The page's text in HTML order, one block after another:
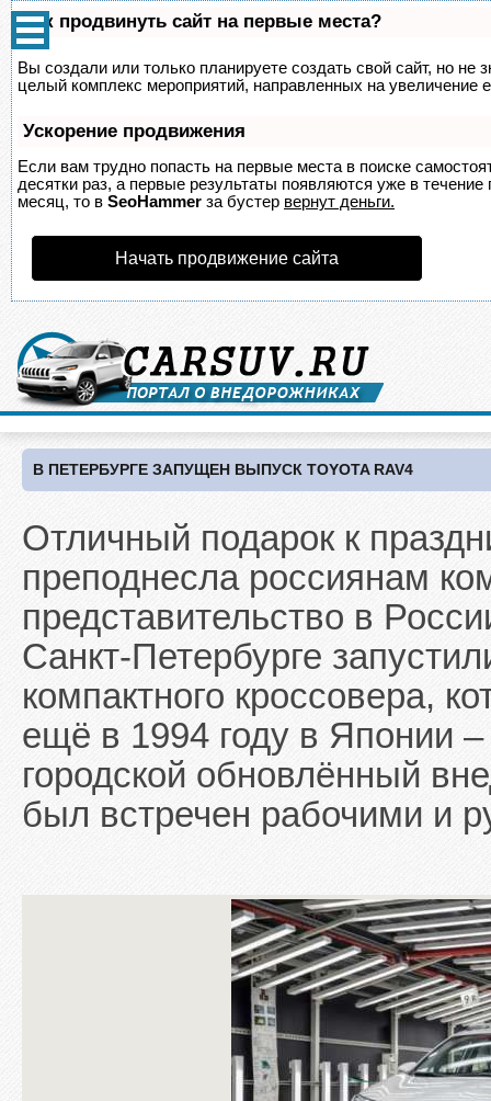
Как продвинуть сайт на первые места?
Вы создали или только планируете создать свой сайт, но не
целый комплекс мероприятий, направленных на увеличение
Ускорение продвижения
Если вам трудно попасть на первые места в поиске
десятки раз, а первые результаты появляются уже в
месяц, то в SeoHammer за бустер вернут деньги.
Начать продвижение сайта
В ПЕТЕРБУРГЕ ЗАПУЩЕН ВЫПУСК TOYOTA RAV4
Отличный подарок к
преподнесла россиянам
представительство в
Санкт-Петербурге
компактного кроссовера,
ещё в 1994 году в Японии
городской обновлённый
был встречен рабочими и